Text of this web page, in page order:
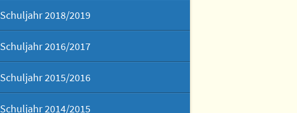
Schuljahr 2018/2019
Schuljahr 2016/2017
Schuljahr 2015/2016
Schuljahr 2014/2015